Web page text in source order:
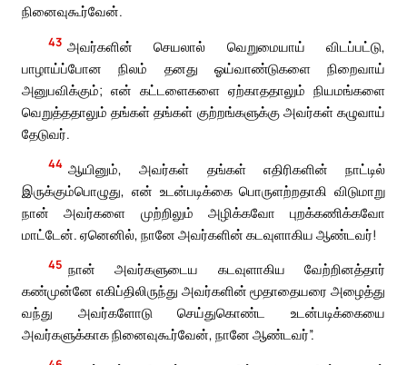
நினைவுகூர்வேன்.
43 அவர்களின் செயலால் வெறுமையாய் விடப்பட்டு,
பாழாய்ப்போன நிலம் தனது ஓய்வாண்டுகளை நிறைவாய்
அனுபவிக்கும்; என் கட்டளைகளை ஏற்காததாலும் நியமங்களை
வெறுத்ததாலும் தங்கள் தங்கள் குற்றங்களுக்கு அவர்கள் கழுவாய்
தேடுவர்.
44 ஆயினும், அவர்கள் தங்கள் எதிரிகளின் நாட்டில்
இருக்கும்பொழுது, என் உடன்படிக்கை பொருளற்றதாகி விடுமாறு
நான் அவர்களை முற்றிலும் அழிக்கவோ புறக்கணிக்கவோ
மாட்டேன். ஏனெனில், நானே அவர்களின் கடவுளாகிய ஆண்டவர்!
45 நான் அவர்களுடைய கடவுளாகிய வேற்றினத்தார்
கண்முன்னே எகிப்திலிருந்து அவர்களின் மூதாதையரை அழைத்து
வந்து அவர்களோடு செய்துகொண்ட உடன்படிக்கையை
அவர்களுக்காக நினைவுகூர்வேன், நானே ஆண்டவர்”.